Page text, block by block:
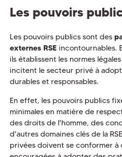
Les pouvoirs
Les pouvoirs publics sont des
externes RSE incontournables.
ils établissent les normes
incitent le secteur privé à
durables et responsables.
En effet, les pouvoirs publics
minimales en matière de
des droits de l'homme, des
d'autres domaines clés de la
privées doivent se conformer à